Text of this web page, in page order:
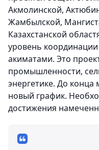
Акмолинской,
Жамбылской,
Казахстанской
уровень
акиматами. Это
промышленности,
энергетике. До
новый график.
достижения